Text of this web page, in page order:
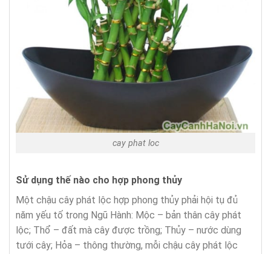
cay phat loc
Sử dụng thế nào cho hợp phong thủy
Một chậu cây phát lộc hợp phong thủy phải hội tụ đủ
năm yếu tố trong Ngũ Hành: Mộc – bản thân cây phát
lộc; Thổ – đất mà cây được trồng; Thủy – nước dùng
tưới cây; Hỏa – thông thường, mỗi chậu cây phát lộc